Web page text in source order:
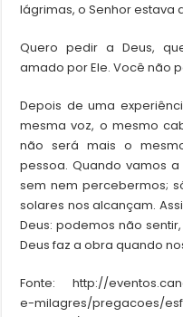
lágrimas, o Senhor estava
Quero pedir a Deus,
amado por Ele. Você não
Depois de uma
mesma voz, o mesmo
não será mais o
pessoa. Quando vamos
sem nem percebermos;
solares nos alcançam.
Deus: podemos não
Deus faz a obra quando
Fonte: http://
e-milagres/pregacoes/